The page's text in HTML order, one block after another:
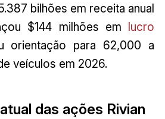
bilhões em receita anual
$144 milhões em lucro
orientação para 62,000 a
veículos em 2026.
das ações Rivian